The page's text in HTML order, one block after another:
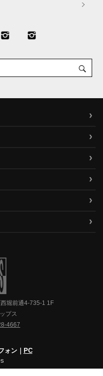
堀前通4-735-1 1F
プス
4667
ォン｜ PC